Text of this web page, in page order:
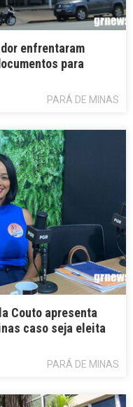
enfrentaram
para
PARÁ DE MINAS
Couto apresenta
caso seja eleita
PARÁ DE MINAS